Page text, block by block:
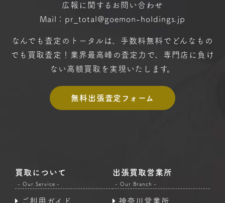
広報に関するお問い合わせ
Mail：pr_total@goemon-holdings.jp
なんでも査定のトータルは、手数料無料で どんなもの
でも買取査定！ 業界最高峰の査定力で、専門店に 負け
ない高額買取を実現いたします。
無料出張査定フォーム
買取について
- Our Service -
ご利用ガイド
出張買取営業所
- Our Branch -
神奈川営業所